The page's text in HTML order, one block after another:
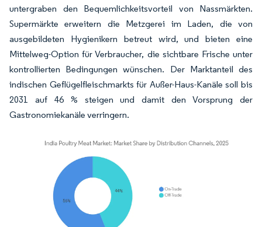
untergraben den Bequemlichkeitsvorteil von Nassmärkten.
Supermärkte erweitern die Metzgerei im Laden, die von
ausgebildeten Hygienikern betreut wird, und bieten eine
Mittelweg-Option für Verbraucher, die sichtbare Frische unter
kontrollierten Bedingungen wünschen. Der Marktanteil des
indischen Geflügelfleischmarkts für Außer-Haus-Kanäle soll bis
2031 auf 46 % steigen und damit den Vorsprung der
Gastronomiekanäle verringern.